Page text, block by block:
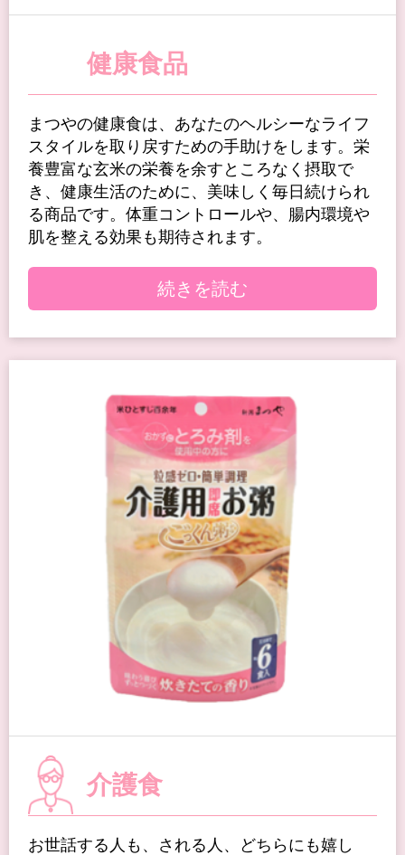
健康食品
まつやの健康食は、あなたのヘルシーなライフ
スタイルを取り戻すための手助けをします。栄
養豊富な玄米の栄養を余すところなく摂取で
き、健康生活のために、美味しく毎日続けられ
る商品です。体重コントロールや、腸内環境や
肌を整える効果も期待されます。
続きを読む
介護食
お世話する人も、される人、どちらにも嬉し